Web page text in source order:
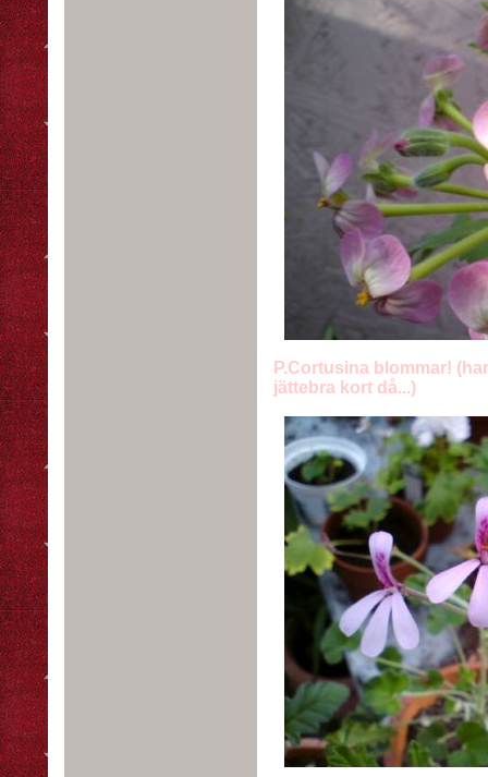
P.Cortusina blommar!
jättebra kort då...)